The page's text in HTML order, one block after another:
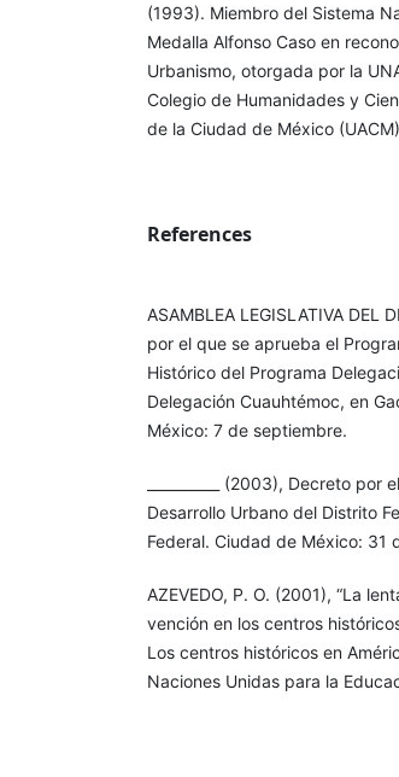
(1993). Miembro del Sistema
Medalla Alfonso Caso en
Urbanismo, otorgada por la
Colegio de Humanidades y
de la Ciudad de México
References
ASAMBLEA LEGISLATIVA DEL
por el que se aprueba el
Histórico del Programa
Delegación Cuauhtémoc, en
México: 7 de septiembre.
__________ (2003), Decreto
Desarrollo Urbano del Distrito
Federal. Ciudad de México: 31
AZEVEDO, P. O. (2001), “La
vención en los centros
Los centros históricos en
Naciones Unidas para la